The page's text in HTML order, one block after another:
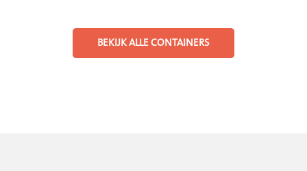
BEKIJK ALLE CONTAINERS